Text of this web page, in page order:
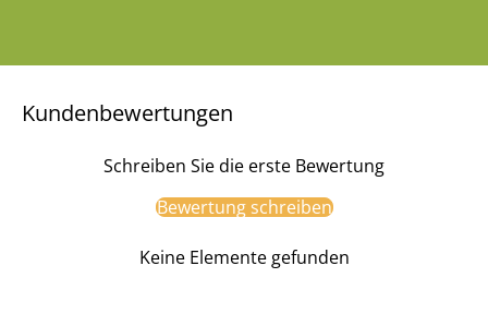
Kundenbewertungen
Schreiben Sie die erste Bewertung
Bewertung schreiben
Keine Elemente gefunden